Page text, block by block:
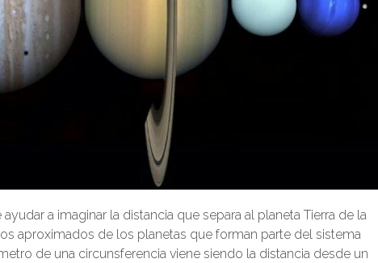
a imaginar la distancia que separa al planeta Tierra de la
aproximados de los planetas que forman parte del sistema
de una circunsferencia viene siendo la distancia desde un